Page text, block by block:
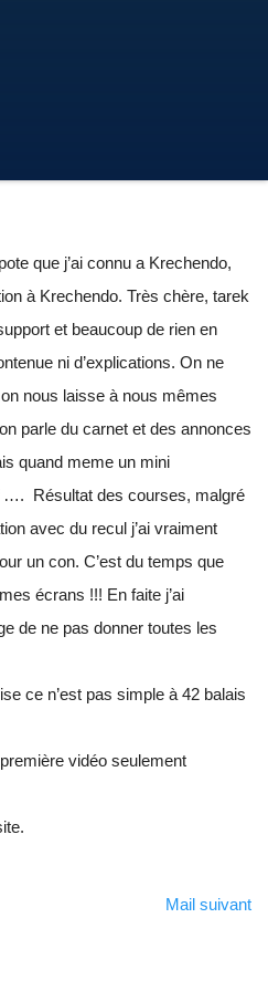
que j’ai connu a Krechendo,
à Krechendo. Très chère, tarek
et beaucoup de rien en
ni d’explications. On ne
nous laisse à nous mêmes
parle du carnet et des annonces
quand meme un mini
…. Résultat des courses, malgré
avec du recul j’ai vraiment
un con. C’est du temps que
écrans !!! En faite j’ai
de ne pas donner toutes les
ce n’est pas simple à 42 balais
vidéo seulement
Mail suivant